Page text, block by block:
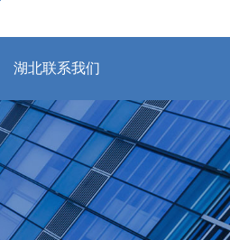
湖北联系我们